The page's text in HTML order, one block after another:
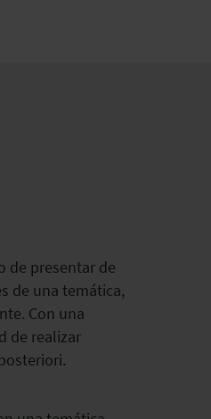
de presentar de
de una temática,
Con una
de realizar